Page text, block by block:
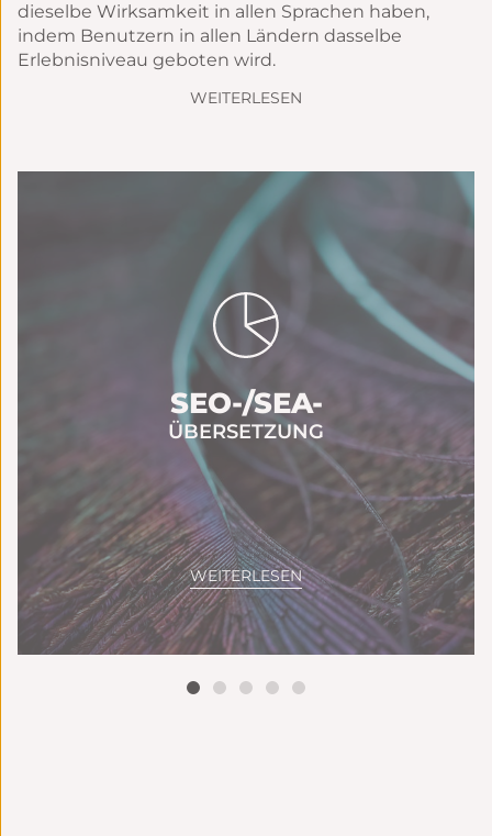
dieselbe Wirksamkeit in allen Sprachen haben,
indem Benutzern in allen Ländern dasselbe
Erlebnisniveau geboten wird.
WEITERLESEN
SEO-/SEA-
ÜBERSETZUNG
WEITERLESEN